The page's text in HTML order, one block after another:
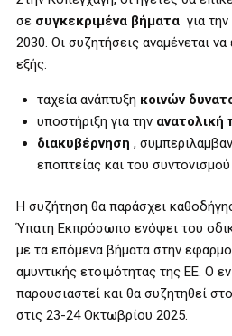
σε συγκεκριμένα βήματα για
2030. Οι συζητήσεις αναμένεται
εξής:
ταχεία ανάπτυξη κοινών
υποστήριξη για την ανατολική
διακυβέρνηση ,
εποπτείας και του συντονισμού
Η συζήτηση θα παράσχει
Ύπατη Εκπρόσωπο ενόψει του
με τα επόμενα βήματα στην
αμυντικής ετοιμότητας της ΕΕ. Ο
παρουσιαστεί και θα συζητηθεί
στις 23-24 Οκτωβρίου 2025.